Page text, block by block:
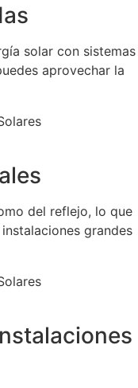
solar con sistemas
aprovechar la
del reflejo, lo que
grandes